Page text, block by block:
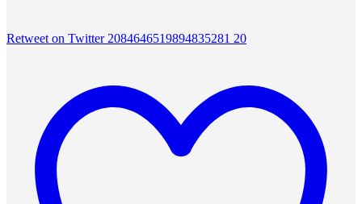
Retweet on Twitter 2084646519894835281 20